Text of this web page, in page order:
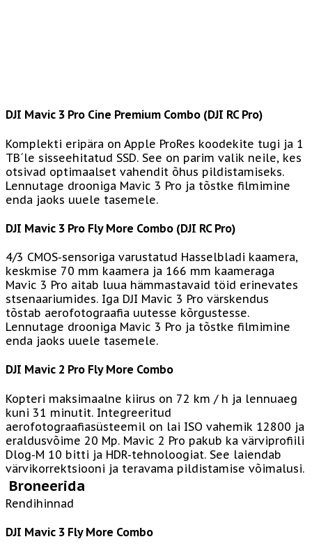
DJI Mavic 3 Pro Cine Premium Combo (DJI RC Pro)
Komplekti eripära on Apple ProRes koodekite tugi ja 1
TB´le sisseehitatud SSD. See on parim valik neile, kes
otsivad optimaalset vahendit õhus pildistamiseks.
Lennutage drooniga Mavic 3 Pro ja tõstke filmimine
enda jaoks uuele tasemele.
DJI Mavic 3 Pro Fly More Combo (DJI RC Pro)
4/3 CMOS-sensoriga varustatud Hasselbladi kaamera,
keskmise 70 mm kaamera ja 166 mm kaameraga
Mavic 3 Pro aitab luua hämmastavaid töid erinevates
stsenaariumides. Iga DJI Mavic 3 Pro värskendus
tõstab aerofotograafia uutesse kõrgustesse.
Lennutage drooniga Mavic 3 Pro ja tõstke filmimine
enda jaoks uuele tasemele.
DJI Mavic 2 Pro Fly More Combo
Kopteri maksimaalne kiirus on 72 km / h ja lennuaeg
kuni 31 minutit. Integreeritud
aerofotograafiasüsteemil on lai ISO vahemik 12800 ja
eraldusvõime 20 Mp. Mavic 2 Pro pakub ka värviprofiili
Dlog-M 10 bitti ja HDR-tehnoloogiat. See laiendab
värvikorrektsiooni ja teravama pildistamise võimalusi.
Broneerida
Rendihinnad
DJI Mavic 3 Fly More Combo